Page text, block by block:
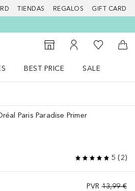
TIENDAS REGALOS GIFT CARD
Al Storefinder
Mi cuenta
Mi lista de
A
BEST PRICE
SALE
Paris Paradise Primer
5 (2)
PVR 13,99 €